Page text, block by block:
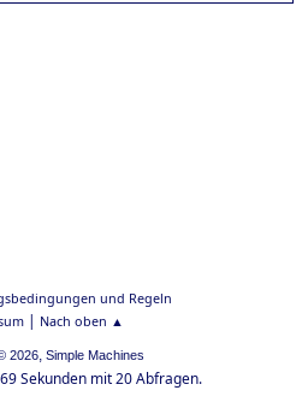
und Regeln
| Nach oben ▲
2026, Simple Machines
Sekunden mit 20 Abfragen.